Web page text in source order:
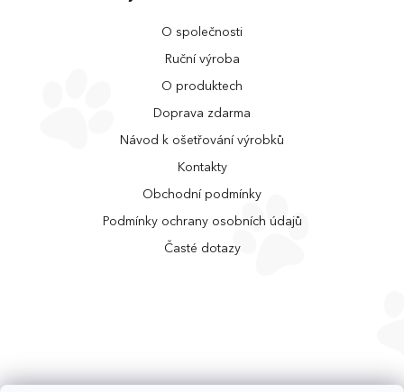
O společnosti
Ruční výroba
O produktech
Doprava zdarma
Návod k ošetřování výrobků
Kontakty
Obchodní podmínky
Podmínky ochrany osobních údajů
Časté dotazy